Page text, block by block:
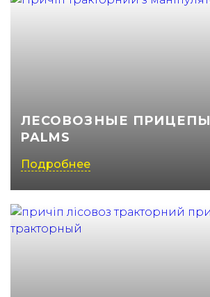
ЛЕСОВОЗНЫЕ ПРИЦЕПЫ
PALMS
Подробнее